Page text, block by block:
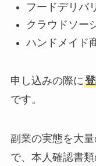
フードデリバ
クラウドソー
ハンドメイド
申し込みの際に
です。
副業の実態を大
で、本人確認書